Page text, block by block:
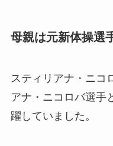
母親は元新体操選
スティリアナ・ニコ
アナ・ニコロバ選手
躍していました。